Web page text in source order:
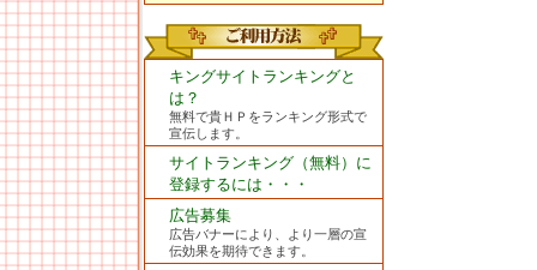
キングサイトランキングと
は？
無料で貴ＨＰをランキング形式で
宣伝します。
サイトランキング（無料）に
登録するには・・・
広告募集
広告バナーにより、より一層の宣
伝効果を期待できます。